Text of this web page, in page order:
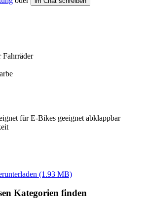
für E-Bikes geeignet abklappbar
(1.93 MB)
Kategorien finden